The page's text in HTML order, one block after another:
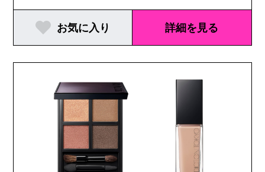
お気に入り 詳細を見る